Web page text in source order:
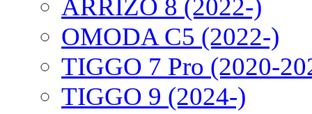
ARRIZO 8 (2022-)
OMODA C5 (2022-)
TIGGO 7 Pro (2020-
TIGGO 9 (2024-)